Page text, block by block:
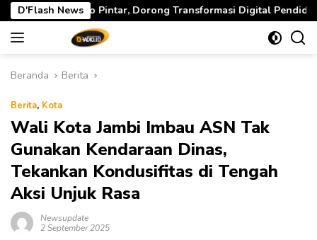
Langsung
ke
konten
D'Flash News
Transformasi Digital Pendidikan di Jambi
Beranda Berita
Berita, Kota
Wali Kota Jambi Imbau ASN Tak
Gunakan Kendaraan Dinas,
Tekankan Kondusifitas di Tengah
Aksi Unjuk Rasa
Newsupdate
2 September 2025